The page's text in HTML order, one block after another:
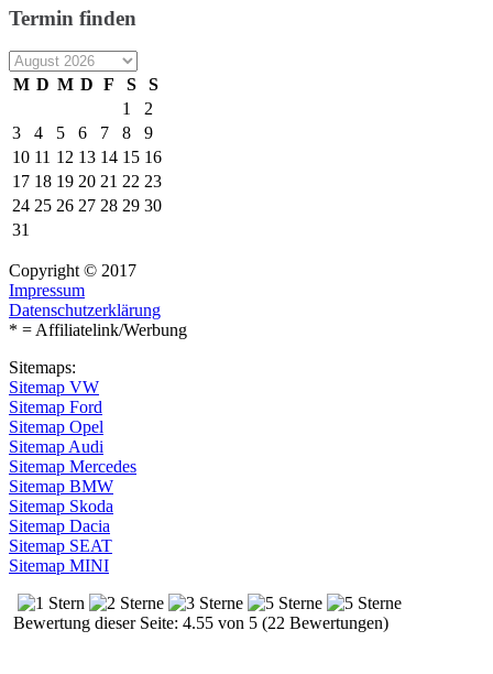
Termin finden
M D M D F S
S
1
2
3
4 5 6 7 8
9
10 11 12 13 14 15 16
17 18 19 20 21 22 23
24 25 26 27 28 29 30
31
Copyright © 2017
Impressum
Datenschutzerklärung
* = Affiliatelink/Werbung
Sitemaps:
Sitemap VW
Sitemap Ford
Sitemap Opel
Sitemap Audi
Sitemap Mercedes
Sitemap BMW
Sitemap Skoda
Sitemap Dacia
Sitemap SEAT
Sitemap MINI
Bewertung dieser Seite: 4.55 von 5 (22 Bewertungen)